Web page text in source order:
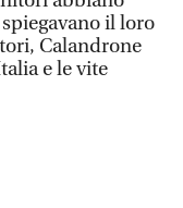
il loro
Calandrone
e le vite